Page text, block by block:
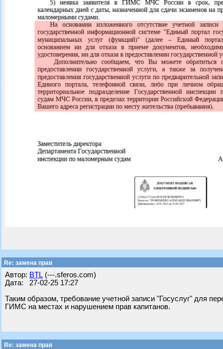
Re: замена прав
Автор: BTL (---.sferos.com)
Дата: 27-02-25 17:27
Таким образом, требование учетной записи "Госуслуг" для
ГИМС на местах и нарушением прав капитанов.
Re: замена прав